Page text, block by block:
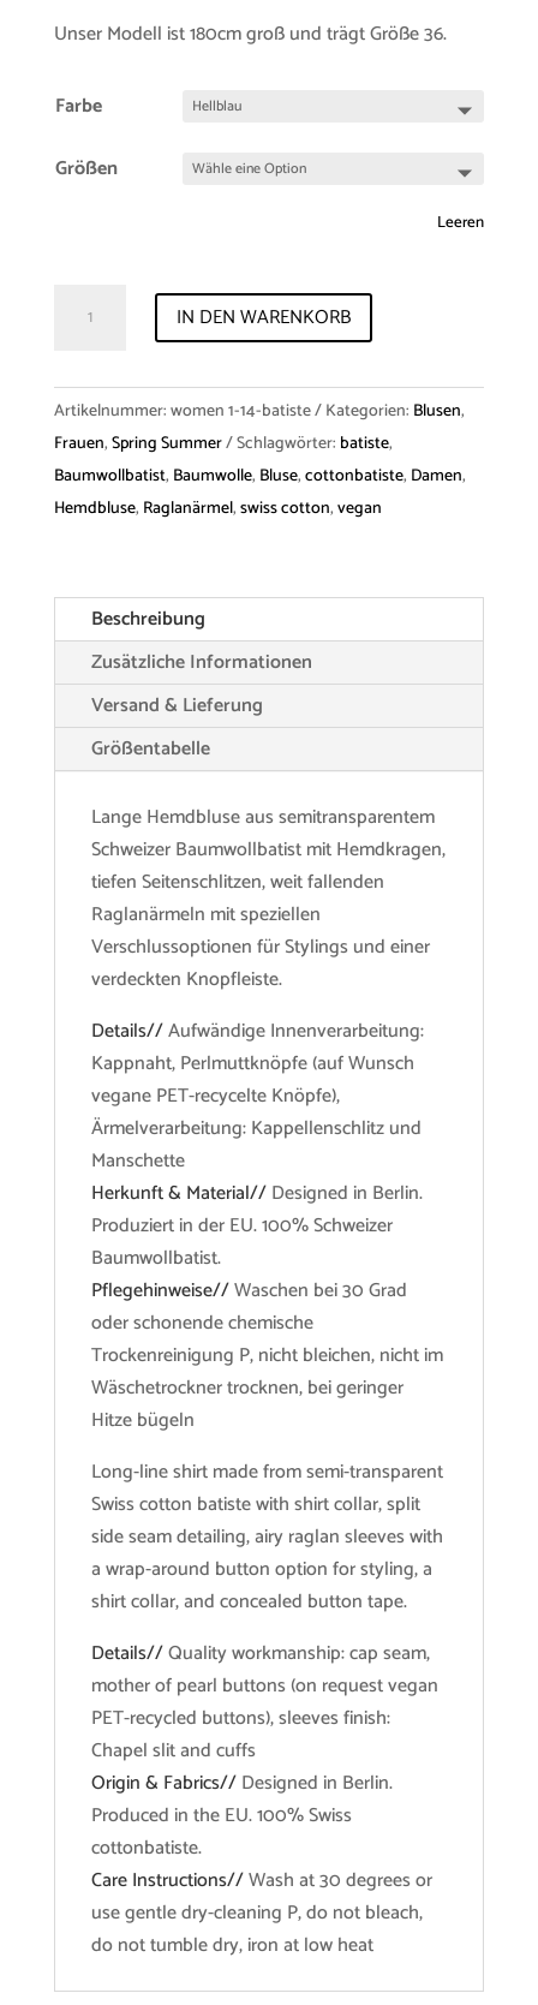
Unser Modell ist 180cm groß und trägt Größe 36.
Farbe
Größen
Leeren
"Sara"
Batiste
Menge
IN DEN WARENKORB
Artikelnummer:women 1-14-batiste Kategorien: Blusen,
Frauen,Spring Summer Schlagwörter: batiste,
Baumwollbatist, Baumwolle, Bluse,cottonbatiste, Damen,
Hemdbluse, Raglanärmel,swiss cotton,vegan
Beschreibung
Zusätzliche Informationen
Versand & Lieferung
Größentabelle
Lange Hemdbluse aus semitransparentem
Schweizer Baumwollbatist mit Hemdkragen,
tiefen Seitenschlitzen, weit fallenden
Raglanärmeln mit speziellen
Verschlussoptionen für Stylings und einer
verdeckten Knopfleiste.
Details//Aufwändige Innenverarbeitung:
Kappnaht, Perlmuttknöpfe (auf Wunsch
vegane PET-recycelte Knöpfe),
Ärmelverarbeitung: Kappellenschlitz und
Manschette
Herkunft & Material//Designed in Berlin.
Produziert in der EU. 100% Schweizer
Baumwollbatist.
Pflegehinweise//Waschen bei 30 Grad
oder schonende chemische
Trockenreinigung P, nicht bleichen, nicht im
Wäschetrockner trocknen, bei geringer
Hitze bügeln
Long-line shirt made from semi-transparent
Swiss cotton batiste with shirt collar, split
side seam detailing, airy raglan sleeves with
a wrap-around button option for styling, a
shirt collar, and concealed button tape.
Details//Quality workmanship: cap seam,
mother of pearl buttons (on request vegan
PET-recycled buttons), sleeves finish:
Chapel slit and cuffs
Origin & Fabrics//Designed in Berlin.
Produced in the EU. 100% Swiss
cottonbatiste.
Care Instructions//Wash at 30 degrees or
use gentle dry-cleaning P, do not bleach,
do not tumble dry, iron at low heat